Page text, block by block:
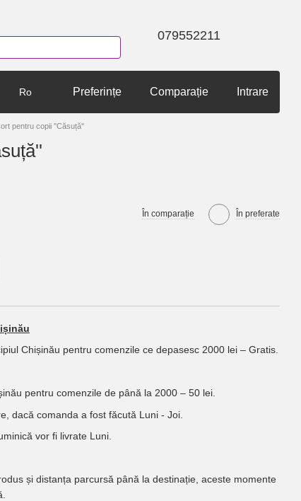
079552211
Ro Preferințe Comparație Intrare
pentru copii ''Căsuță''
În comparație În preferate
Chișinău pentru comenzile ce depasesc 2000 lei – Gratis.
pentru comenzile de până la 2000 – 50 lei.
dacă comanda a fost făcută Luni - Joi.
vor fi livrate Luni.
și distanța parcursă până la destinație, aceste momente